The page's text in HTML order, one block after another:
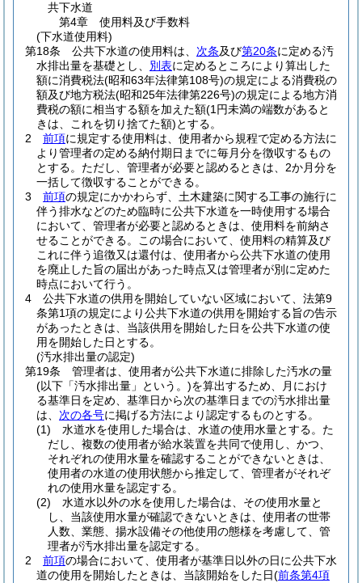
共下水道
第4章
使用料及び手数料
(下水道使用料)
第18条
公共下水道の使用料は、 次条及び第20条に定める汚
水排出量を基礎とし、 別表に定めるところにより算出した
額に消費税法(昭和63年法律第108号)の規定による消費税の
額及び地方税法(昭和25年法律第226号)の規定による地方消
費税の額に相当する額を加えた額(1円未満の端数があると
きは、これを切り捨てた額)とする。
2
前項に規定する使用料は、使用者から規程で定める方法に
より管理者の定める納付期日までに毎月分を徴収するもの
とする。 ただし、管理者が必要と認めるときは、2か月分を
一括して徴収することができる。
3
前項の規定にかかわらず、土木建築に関する工事の施行に
伴う排水などのため臨時に公共下水道を一時使用する場合
において、管理者が必要と認めるときは、使用料を前納さ
せることができる。
この場合において、使用料の精算及び
これに伴う追徴又は還付は、使用者から公共下水道の使用
を廃止した旨の届出があった時点又は管理者が別に定めた
時点において行う。
4
公共下水道の供用を開始していない区域において、法第9
条第1項の規定により公共下水道の供用を開始する旨の告示
があったときは、当該供用を開始した日を公共下水道の使
用を開始した日とする。
(汚水排出量の認定)
第19条
管理者は、使用者が公共下水道に排除した汚水の量
(以下「汚水排出量」という。)を算出するため、月におけ
る基準日を定め、基準日から次の基準日までの汚水排出量
は、 次の各号に掲げる方法により認定するものとする。
(1)
水道水を使用した場合は、水道の使用水量とする。 た
だし、複数の使用者が給水装置を共同で使用し、かつ、
それぞれの使用水量を確認することができないときは、
使用者の水道の使用状態から推定して、管理者がそれぞ
れの使用水量を認定する。
(2)
水道水以外の水を使用した場合は、その使用水量と
し、当該使用水量が確認できないときは、使用者の世帯
人数、業態、揚水設備その他使用の態様を考慮して、管
理者が汚水排出量を認定する。
2
前項の場合において、使用者が基準日以外の日に公共下水
道の使用を開始したときは、当該開始をした日(前条第4項